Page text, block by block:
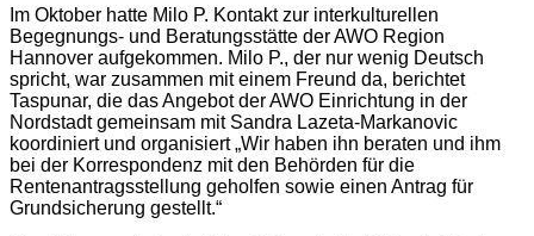
Im Oktober hatte Milo P. Kontakt zur interkulturellen
Begegnungs- und Beratungsstätte der AWO Region
Hannover aufgekommen. Milo P., der nur wenig Deutsch
spricht, war zusammen mit einem Freund da, berichtet
Taspunar, die das Angebot der AWO Einrichtung in der
Nordstadt gemeinsam mit Sandra Lazeta-Markanovic
koordiniert und organisiert „Wir haben ihn beraten und ihm
bei der Korrespondenz mit den Behörden für die
Rentenantragsstellung geholfen sowie einen Antrag für
Grundsicherung gestellt.“